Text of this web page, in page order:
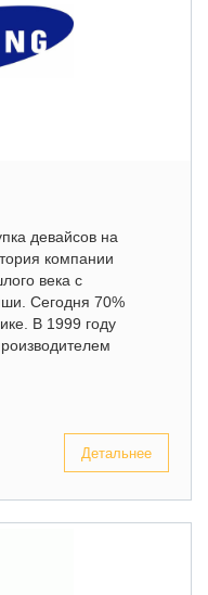
девайсов на
компании
века с
Сегодня 70%
В 1999 году
Детальнее